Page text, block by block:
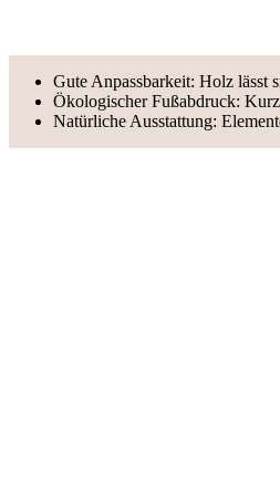
Gute Anpassbarkeit: Holz lässt
Ökologischer Fußabdruck:
Natürliche Ausstattung: